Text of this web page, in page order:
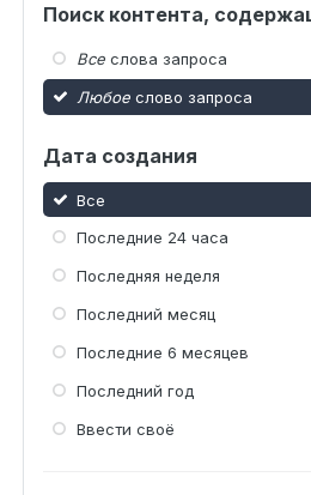
Поиск контента,
Все слова запроса
Любое слово запроса
Дата создания
Все
Последние 24 часа
Последняя неделя
Последний месяц
Последние 6 месяцев
Последний год
Ввести своё